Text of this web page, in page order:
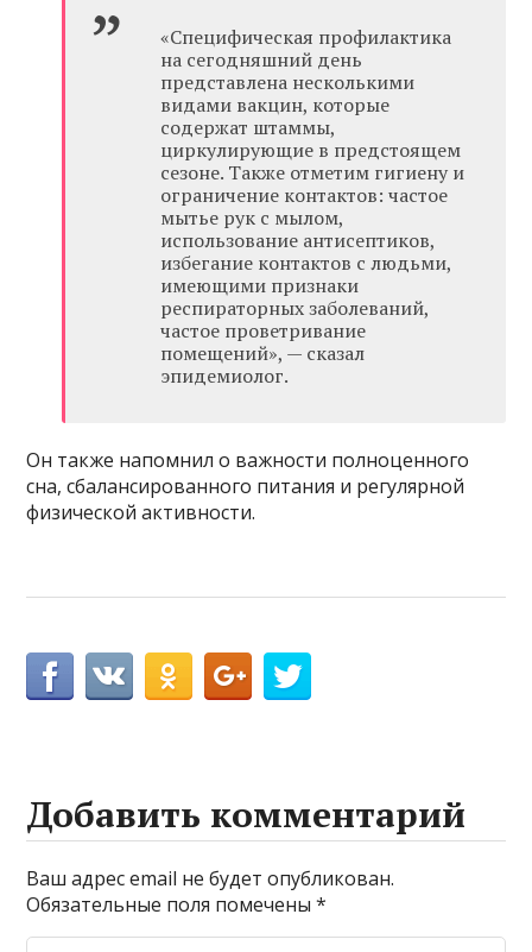
«Специфическая профилактика
на сегодняшний день
представлена несколькими
видами вакцин, которые
содержат штаммы,
циркулирующие в предстоящем
сезоне. Также отметим гигиену и
ограничение контактов: частое
мытье рук с мылом,
использование антисептиков,
избегание контактов с людьми,
имеющими признаки
респираторных заболеваний,
частое проветривание
помещений», — сказал
эпидемиолог.
Он также напомнил о важности полноценного
сна, сбалансированного питания и регулярной
физической активности.
Добавить комментарий
Ваш адрес email не будет опубликован.
Обязательные поля помечены*